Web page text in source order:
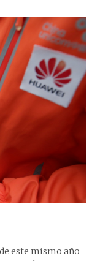
este mismo año